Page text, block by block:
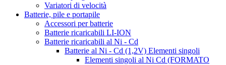
Variatori di velocità
Batterie, pile e portapile
Accessori per batterie
Batterie ricaricabili LI-ION
Batterie ricaricabili al Ni - Cd
Batterie al Ni - Cd (1,2V) Elementi singoli
Elementi singoli al Ni Cd (FORMATO